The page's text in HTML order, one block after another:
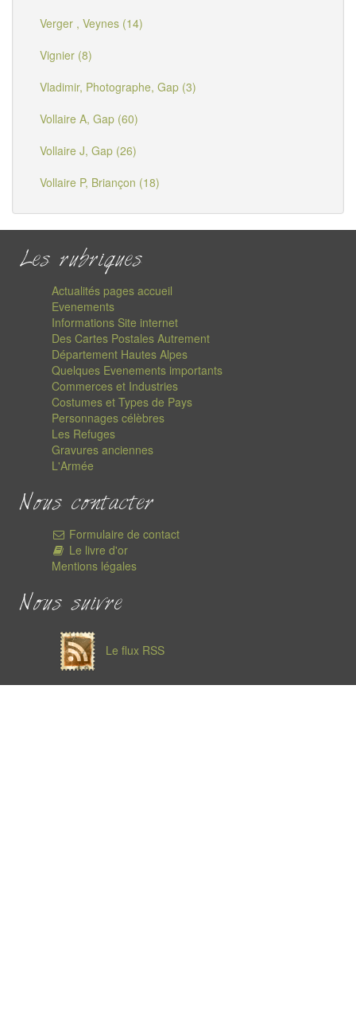
Verger , Veynes (14)
Vignier (8)
Vladimir, Photographe, Gap (3)
Vollaire A, Gap (60)
Vollaire J, Gap (26)
Vollaire P, Briançon (18)
Les rubriques
Actualités pages accueil
Evenements
Informations Site internet
Des Cartes Postales Autrement
Département Hautes Alpes
Quelques Evenements importants
Commerces et Industries
Costumes et Types de Pays
Personnages célèbres
Les Refuges
Gravures anciennes
L'Armée
Nous contacter
Formulaire de contact
Le livre d'or
Mentions légales
Nous suivre
Le flux RSS